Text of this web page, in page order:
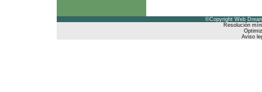
©Copyright Web
Resolución
Aviso